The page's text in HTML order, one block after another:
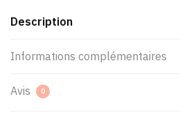
Description
Informations complémentaires
Avis 0